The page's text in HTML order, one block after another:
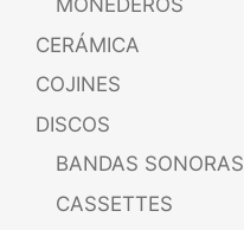
MONEDEROS
CERÁMICA
COJINES
DISCOS
BANDAS SONORAS
CASSETTES